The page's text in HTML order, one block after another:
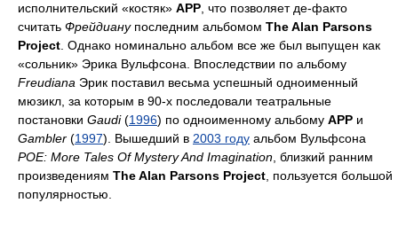
исполнительский «костяк» APP, что позволяет де-факто
считать Фрейдианупоследним альбомом The Alan Parsons
Project. Однако номинально альбом все же был выпущен как
«сольник» Эрика Вульфсона. Впоследствии по альбому
Freudiana Эрик поставил весьма успешный одноименный
мюзикл, за которым в 90-х последовали театральные
постановки Gaudi(1996) по одноименному альбому APP и
Gambler (1997). Вышедший в 2003 году альбом Вульфсона
POE: More Tales Of Mystery And Imagination, близкий ранним
произведениям The Alan Parsons Project, пользуется большой
популярностью.